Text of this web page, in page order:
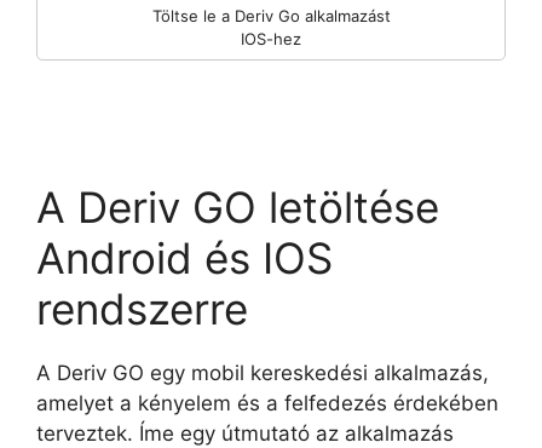
Töltse le a Deriv Go alkalmazást
IOS-hez
A Deriv GO letöltése
Android és IOS
rendszerre
A Deriv GO egy mobil kereskedési alkalmazás,
amelyet a kényelem és a felfedezés érdekében
terveztek. Íme egy útmutató az alkalmazás